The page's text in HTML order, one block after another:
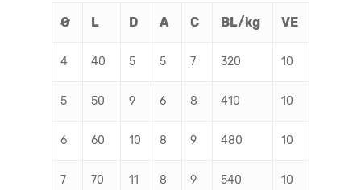
Ø L D A C BL/kg VE
4 40 5 5 7 320 10
5 50 9 6 8 410 10
6 60 10 8 9 480 10
7 70 11 8 9 540 10